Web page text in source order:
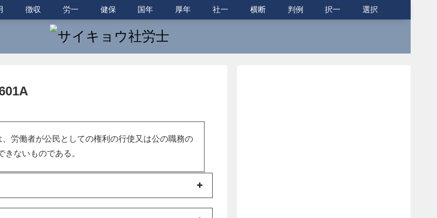
徴収 労一 健保 国年 厚年 社一 横断 判例 択一 選択
労働者が公民としての権利の行使又は公の職務の
ないものである。